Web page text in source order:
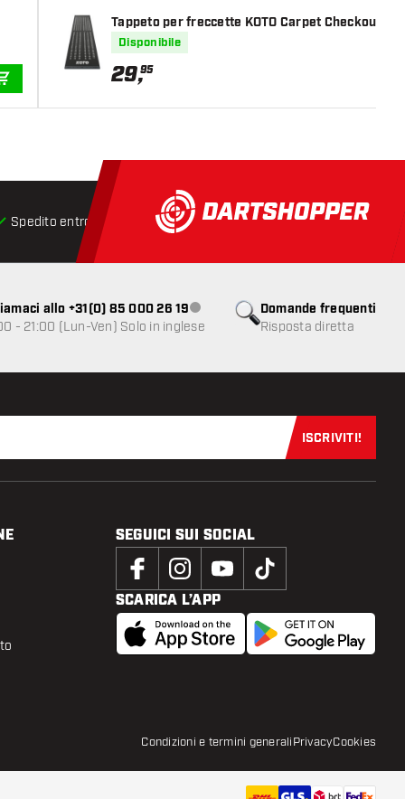
AGGIUNGI AL CARRELLO
AGGIUNGI AL CARRELLO
Tappeto per freccette KOTO Carpet Checkout
Disponibile
29,95
Spedito entro 24 ore Spedizione gratuitada € 75
Domande frequenti
Risposta diretta
allo +31(0) 85 000 26 19Servizio clienti non disponibile
- 21:00 (Lun-Ven) Solo in inglese
Iscriviti
ISCRIVITI!
SEGUICI SUI SOCIAL
SCARICA L’APP
Condizioni e termini generaliPrivacyCookies